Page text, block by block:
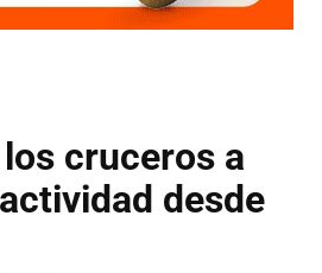
cruceros a
desde